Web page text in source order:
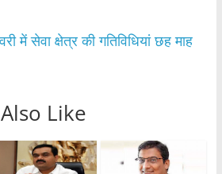
में सेवा क्षेत्र की गतिविधियां छह माह
Like